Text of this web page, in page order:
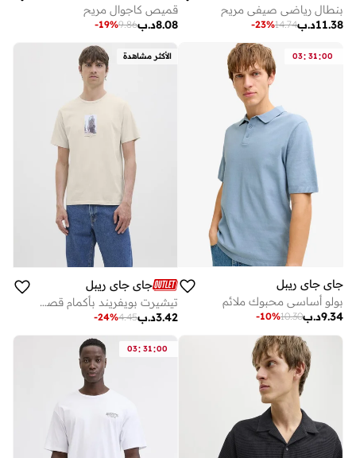
بنطال رياضي صيفي مريح
د.ب11.38
14.74
-23%
قميص كاجوال مريح
د.ب8.08
9.86
-19%
03: 31:00
جاي جاي ريبل
بولو أساسي محبوك ملائم
د.ب9.34
10.30
-10%
الأكثر مشاهدة
جاي جاي ريبل
تيشيرت بويفريند بأكمام قصيرة وياقة مستديرة
د.ب3.42
4.45
-24%
03: 31:00